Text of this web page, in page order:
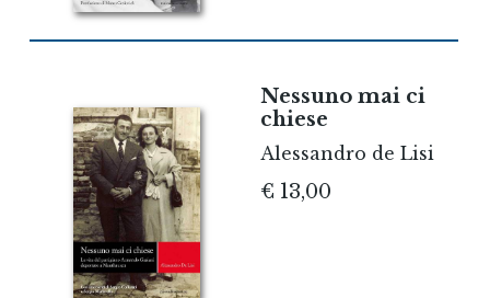
Nessuno mai ci
chiese
Alessandro de Lisi
€ 13,00